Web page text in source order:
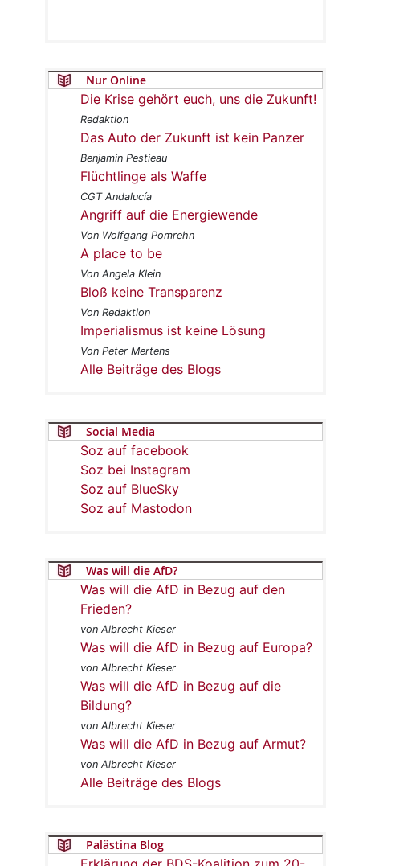
Nur Online
Die Krise gehört euch, uns die Zukunft!
Redaktion
Das Auto der Zukunft ist kein Panzer
Benjamin Pestieau
Flüchtlinge als Waffe
CGT Andalucía
Angriff auf die Energiewende
Von Wolfgang Pomrehn
A place to be
Von Angela Klein
Bloß keine Transparenz
Von Redaktion
Imperialismus ist keine Lösung
Von Peter Mertens
Alle Beiträge des Blogs
Social Media
Soz auf facebook
Soz bei Instagram
Soz auf BlueSky
Soz auf Mastodon
Was will die AfD?
Was will die AfD in Bezug auf den
Frieden?
von Albrecht Kieser
Was will die AfD in Bezug auf Europa?
von Albrecht Kieser
Was will die AfD in Bezug auf die
Bildung?
von Albrecht Kieser
Was will die AfD in Bezug auf Armut?
von Albrecht Kieser
Alle Beiträge des Blogs
Palästina Blog